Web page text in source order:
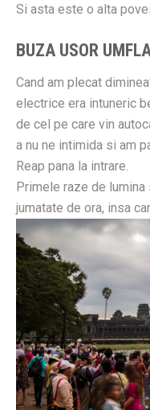
Si asta este o alta
BUZA USOR
Cand am plecat
electrice era intuneric
de cel pe care vin
a nu ne intimida si am
Reap pana la intrare.
Primele raze de
jumatate de ora, insa